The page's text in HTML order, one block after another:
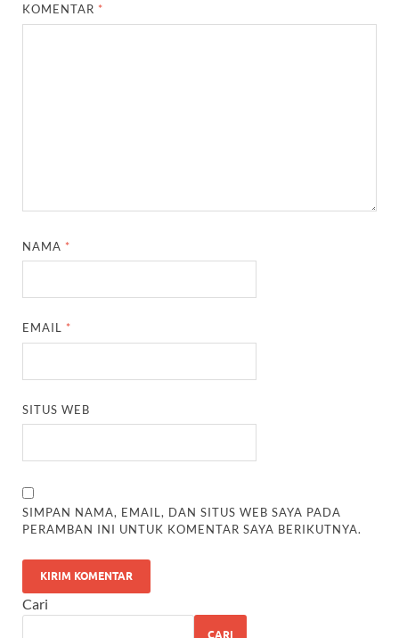
KOMENTAR *
NAMA *
EMAIL *
SITUS WEB
SIMPAN NAMA, EMAIL, DAN SITUS WEB SAYA PADA
PERAMBAN INI UNTUK KOMENTAR SAYA BERIKUTNYA.
Cari
CARI